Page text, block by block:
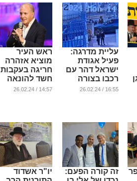
עליית מדרגה:
פעיל אגודת
ישראל דהר עם
רכבו בצורה
מאיימת לכיוונו
16:55 / 26.02.24
ראש העיר
מוציא אזהרה
חריגה בעקבות
חשד להונאה
...
14:57 / 26.02.24
זה קורה הפעם:
יו"ר אשדוד